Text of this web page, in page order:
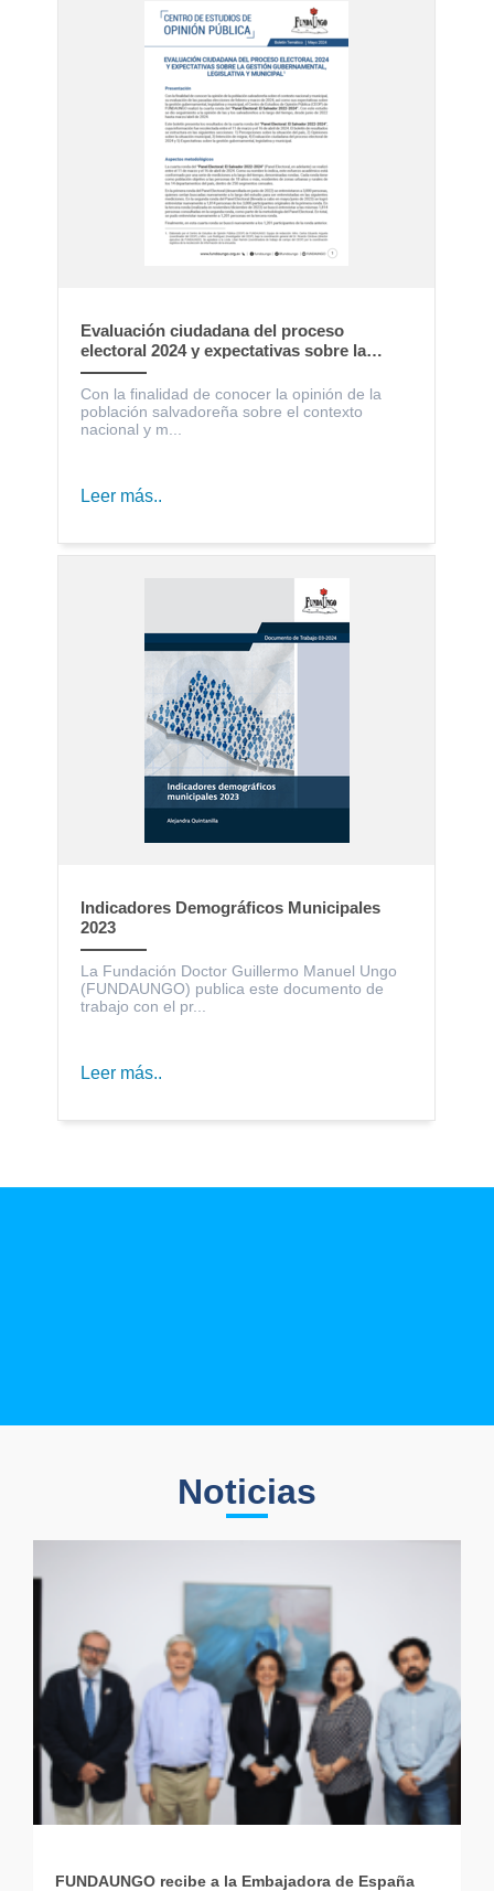
Evaluación ciudadana del proceso
electoral 2024 y expectativas sobre la
gestión gubernamental, legislativa y
municipal
Con la finalidad de conocer la opinión de la
población salvadoreña sobre el contexto
nacional y m...
Leer más..
Indicadores Demográficos Municipales
2023
La Fundación Doctor Guillermo Manuel Ungo
(FUNDAUNGO) publica este documento de
trabajo con el pr...
Leer más..
Noticias
FUNDAUNGO recibe a la Embajadora de España